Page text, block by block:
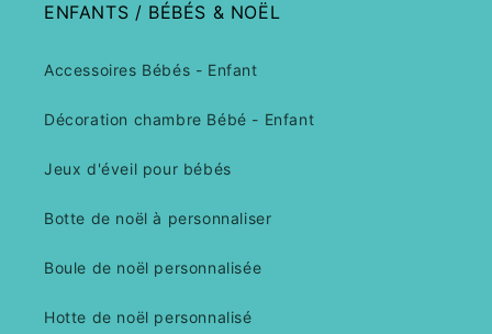
ENFANTS / BÉBÉS & NOËL
Accessoires Bébés - Enfant
Décoration chambre Bébé - Enfant
Jeux d'éveil pour bébés
Botte de noël à personnaliser
Boule de noël personnalisée
Hotte de noël personnalisé